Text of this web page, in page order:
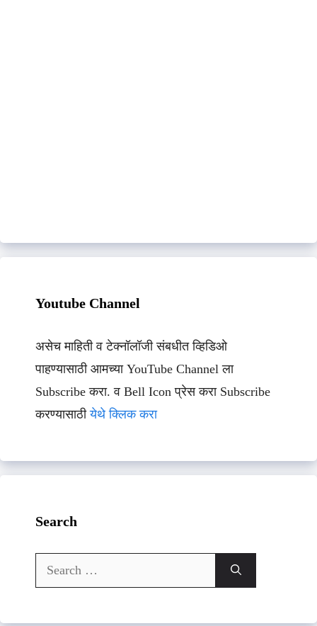
Youtube Channel
असेच माहिती व टेक्नॉलॉजी संबधीत व्हिडिओ
पाहण्यासाठी आमच्या YouTube Channel ला
Subscribe करा. व Bell Icon प्रेस करा Subscribe
करण्यासाठीयेथे क्लिक करा
Search
Search
for: